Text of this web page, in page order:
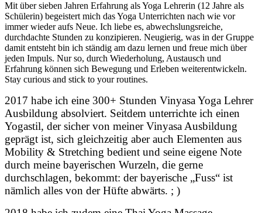
Mit über sieben Jahren Erfahrung als Yoga Lehrerin (12 Jahre als
Schülerin) begeistert mich das Yoga Unterrichten nach wie vor
immer wieder aufs Neue. Ich liebe es, abwechslungsreiche,
durchdachte Stunden zu konzipieren. Neugierig, was in der Gruppe
damit entsteht bin ich ständig am dazu lernen und freue mich über
jeden Impuls. Nur so, durch Wiederholung, Austausch und
Erfahrung können sich Bewegung und Erleben weiterentwickeln.
Stay curious and stick to your routines.
2017 habe ich eine 300+ Stunden Vinyasa Yoga Lehrer
Ausbildung absolviert. Seitdem unterrichte ich einen
Yogastil, der sicher von meiner Vinyasa Ausbildung
geprägt ist, sich gleichzeitig aber auch Elementen aus
Mobility & Stretching bedient und seine eigene Note
durch meine bayerischen Wurzeln, die gerne
durchschlagen, bekommt: der bayerische „Fuss“ ist
nämlich alles von der Hüfte abwärts. ; )